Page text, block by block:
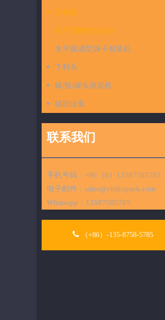
软包装
水平预制袋包装机
水平膜成型袋子包装机
下料头
罐/瓶/罐头填装机
辅助设备
联系我们
手机号码：+86（0）13587585785
电子邮件： sales@chikopack.com
Whatsapp： 13587585785
（+86）-135-8758-5785